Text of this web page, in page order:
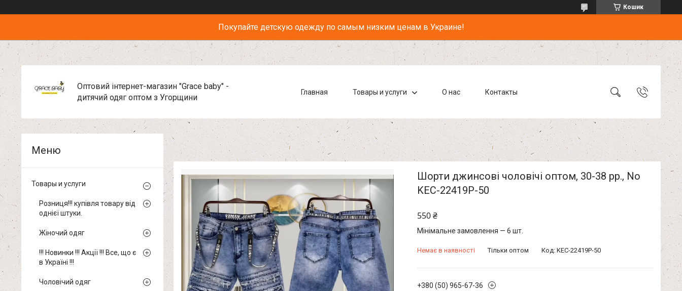
Кошик
Покупайте детскую одежду по самым низким ценам в Украине!
Оптовий інтернет-магазин "Grace baby" -
дитячий одяг оптом з Угорщини
Главная Товары и услуги О нас Контакты
Шорти джинсові чоловічі оптом, 30-38 рр., No
KEC-22419P-50
550 ₴
Мінімальне замовлення — 6 шт.
Немає в наявності Тільки оптом Код: KEC-22419P-50
+380 (50) 965-67-36
Товары и услуги
Розниця!!! купівля товару від
однієї штуки.
Жіночий одяг
!!! Новинки !!! Акції !!! Все, що є
в Україні !!!
Чоловічий одяг